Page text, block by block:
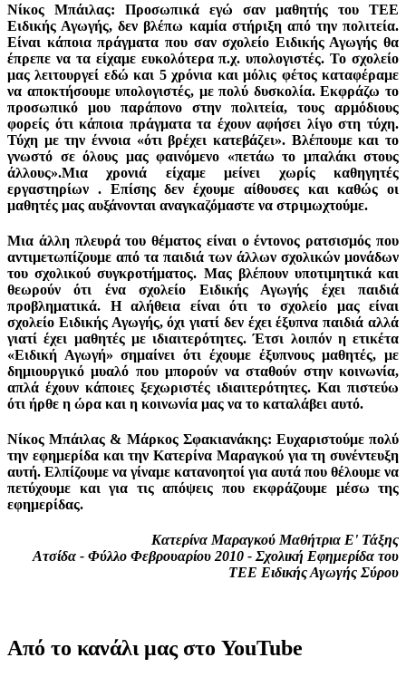
Νίκος Μπάιλας: Προσωπικά εγώ σαν μαθητής του ΤΕΕ
Ειδικής Αγωγής, δεν βλέπω καμία στήριξη από την πολιτεία.
Είναι κάποια πράγματα που σαν σχολείο Ειδικής Αγωγής θα
έπρεπε να τα είχαμε ευκολότερα π.χ. υπολογιστές. Το σχολείο
μας λειτουργεί εδώ και 5 χρόνια και μόλις φέτος καταφέραμε
να αποκτήσουμε υπολογιστές, με πολύ δυσκολία. Εκφράζω το
προσωπικό μου παράπονο στην πολιτεία, τους αρμόδιους
φορείς ότι κάποια πράγματα τα έχουν αφήσει λίγο στη τύχη.
Τύχη με την έννοια «ότι βρέχει κατεβάζει». Βλέπουμε και το
γνωστό σε όλους μας φαινόμενο «πετάω το μπαλάκι στους
άλλους».Μια χρονιά είχαμε μείνει χωρίς καθηγητές
εργαστηρίων . Επίσης δεν έχουμε αίθουσες και καθώς οι
μαθητές μας αυξάνονται αναγκαζόμαστε να στριμωχτούμε.
Μια άλλη πλευρά του θέματος είναι ο έντονος ρατσισμός που
αντιμετωπίζουμε από τα παιδιά των άλλων σχολικών μονάδων
του σχολικού συγκροτήματος. Μας βλέπουν υποτιμητικά και
θεωρούν ότι ένα σχολείο Ειδικής Αγωγής έχει παιδιά
προβληματικά. Η αλήθεια είναι ότι το σχολείο μας είναι
σχολείο Ειδικής Αγωγής, όχι γιατί δεν έχει έξυπνα παιδιά αλλά
γιατί έχει μαθητές με ιδιαιτερότητες. Έτσι λοιπόν η ετικέτα
«Ειδική Αγωγή» σημαίνει ότι έχουμε έξυπνους μαθητές, με
δημιουργικό μυαλό που μπορούν να σταθούν στην κοινωνία,
απλά έχουν κάποιες ξεχωριστές ιδιαιτερότητες. Και πιστεύω
ότι ήρθε η ώρα και η κοινωνία μας να το καταλάβει αυτό.
Νίκος Μπάιλας & Μάρκος Σφακιανάκης: Ευχαριστούμε πολύ
την εφημερίδα και την Κατερίνα Μαραγκού για τη συνέντευξη
αυτή. Ελπίζουμε να γίναμε κατανοητοί για αυτά που θέλουμε να
πετύχουμε και για τις απόψεις που εκφράζουμε μέσω της
εφημερίδας.
Κατερίνα Μαραγκού Μαθήτρια Ε' Τάξης
Ατσίδα - Φύλλο Φεβρουαρίου 2010 - Σχολική Εφημερίδα του
ΤΕΕ Ειδικής Αγωγής Σύρου
Από το κανάλι μας στο YouTube